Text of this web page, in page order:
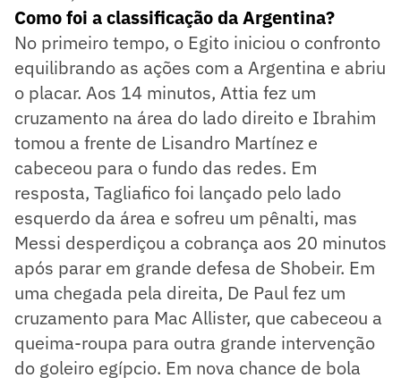
Como foi a classificação da Argentina?
No primeiro tempo, o Egito iniciou o confronto
equilibrando as ações com a Argentina e abriu
o placar. Aos 14 minutos, Attia fez um
cruzamento na área do lado direito e Ibrahim
tomou a frente de Lisandro Martínez e
cabeceou para o fundo das redes. Em
resposta, Tagliafico foi lançado pelo lado
esquerdo da área e sofreu um pênalti, mas
Messi desperdiçou a cobrança aos 20 minutos
após parar em grande defesa de Shobeir. Em
uma chegada pela direita, De Paul fez um
cruzamento para Mac Allister, que cabeceou a
queima-roupa para outra grande intervenção
do goleiro egípcio. Em nova chance de bola